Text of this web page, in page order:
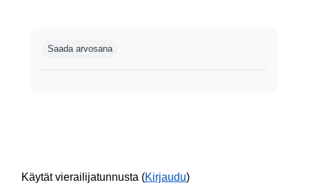
Saada arvosana
Käytät vierailijatunnusta (Kirjaudu)